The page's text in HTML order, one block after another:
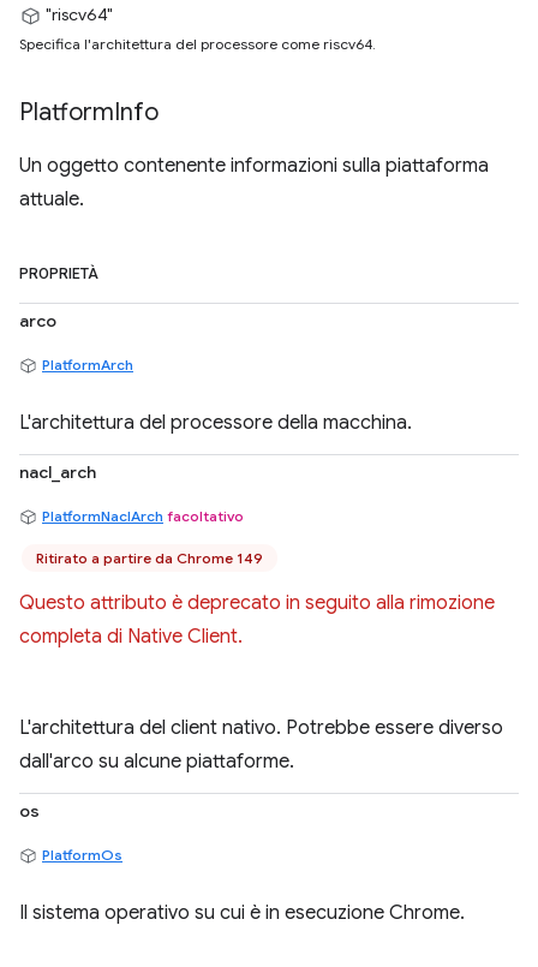
"riscv64"
Specifica l'architettura del processore come riscv64.
PlatformInfo
Un oggetto contenente informazioni sulla piattaforma
attuale.
PROPRIETÀ
arco
PlatformArch
L'architettura del processore della macchina.
nacl_arch
PlatformNaclArch facoltativo
Ritirato a partire da Chrome 149
Questo attributo è deprecato in seguito alla rimozione
completa di Native Client.
L'architettura del client nativo. Potrebbe essere diverso
dall'arco su alcune piattaforme.
os
PlatformOs
Il sistema operativo su cui è in esecuzione Chrome.